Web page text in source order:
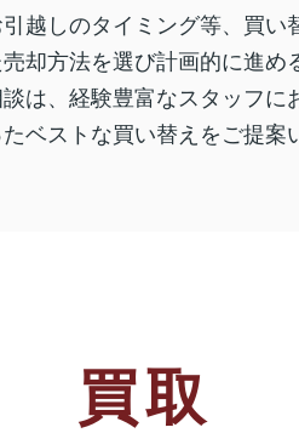
越しのタイミング等、買い
却方法を選び計画的に進め
は、経験豊富なスタッフに
ベストな買い替えをご提案
買取